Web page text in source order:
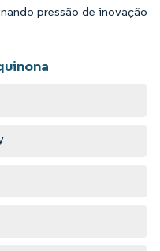
pressão de inovação